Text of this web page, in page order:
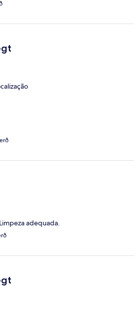
adequada.